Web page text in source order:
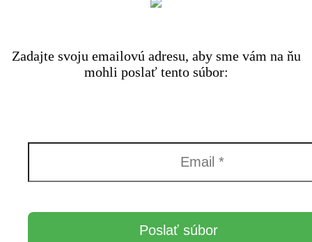
Zadajte svoju emailovú adresu, aby sme vám na ňu
mohli poslať tento súbor: